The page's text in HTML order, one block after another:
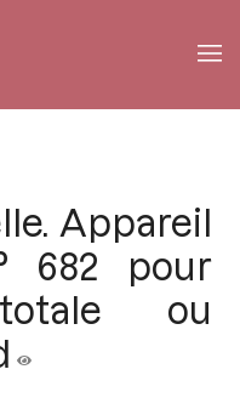
Appareil
682 pour
ou